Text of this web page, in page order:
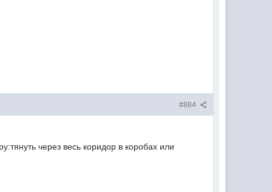
#884
через весь коридор в коробах или